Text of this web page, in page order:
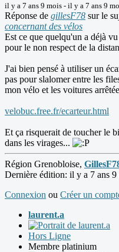
il y a 7 ans 9 mois - il y a 7 ans 9
Réponse de gillesF78 sur le
concernant des vélos
Est ce que quelqu'un a déjà
pour le non respect de la
J'ai bien pensé à utiliser un
pas pour slalomer entre les
mon vélo et les voitures
velobuc.free.fr/ecarteur.html
Et ça risquerait de toucher le
dans les virages...
Région Grenobloise,
Dernière édition: il y a 7 ans 9
Connexion ou Créer un
laurent.a
Hors Ligne
Membre platinium